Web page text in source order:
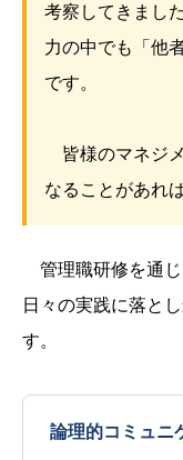
考察してきまし
力の中でも「他
です。
皆様のマネジ
なることがあれ
管理職研修を通
日々の実践に落と
す。
論理的コミュニ